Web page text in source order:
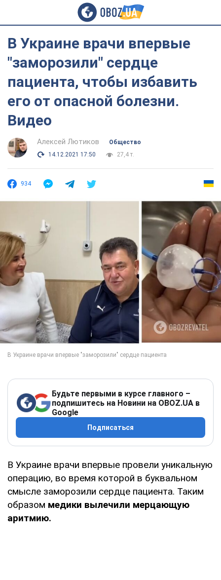
В Украине врачи впервые
"заморозили" сердце
пациента, чтобы избавить
его от опасной болезни.
Видео
Алексей Лютиков
Общество
14.12.2021 17:50
27,4 т.
934
Будьте первыми в курсе главного –
подпишитесь на Новини на OBOZ.UA в
Google
Подписаться
В Украине врачи впервые провели уникальную
операцию, во время которой в буквальном
смысле заморозили сердце пациента. Таким
образом медики вылечили мерцающую
аритмию.